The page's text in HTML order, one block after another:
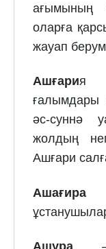
ағымының
оларға
жауап
Ашғария –
ғалымдары
әс-суннә
жолдың
Ашғари
Ашағира
Ашура –